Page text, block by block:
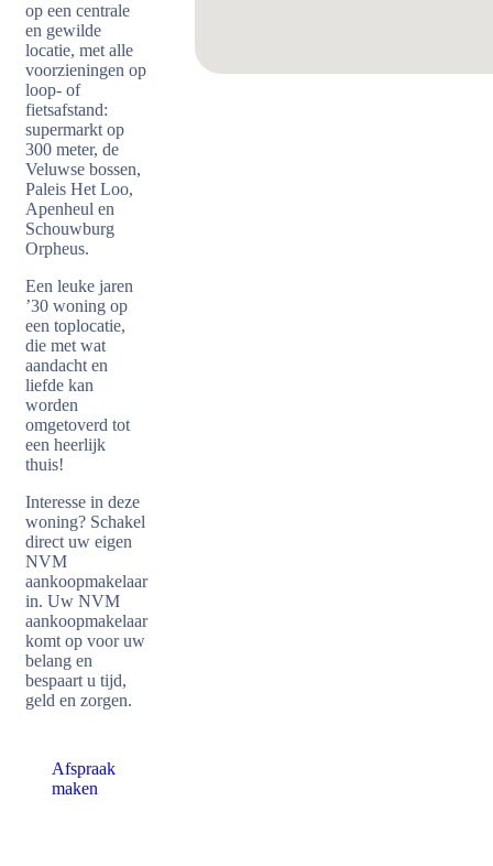
op een centrale
en gewilde
locatie, met alle
voorzieningen op
loop- of
fietsafstand:
supermarkt op
300 meter, de
Veluwse bossen,
Paleis Het Loo,
Apenheul en
Schouwburg
Orpheus.
Een leuke jaren
’30 woning op
een toplocatie,
die met wat
aandacht en
liefde kan
worden
omgetoverd tot
een heerlijk
thuis!
Interesse in deze
woning? Schakel
direct uw eigen
NVM
aankoopmakelaar
in. Uw NVM
aankoopmakelaar
komt op voor uw
belang en
bespaart u tijd,
geld en zorgen.
Afspraak
maken